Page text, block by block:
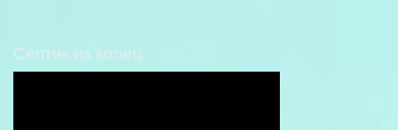
Септик из колец